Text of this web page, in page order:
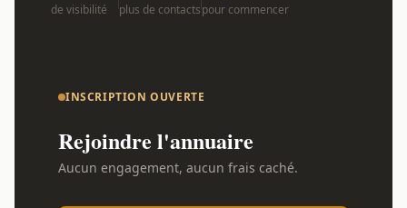
de visibilité plus de contactspour commencer
INSCRIPTION OUVERTE
Rejoindre l'annuaire
Aucun engagement, aucun frais caché.